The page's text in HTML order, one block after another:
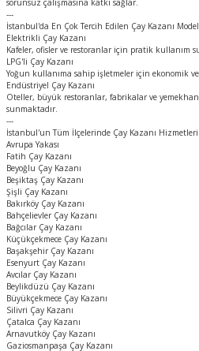
sorunsuz çalışmasına katkı sağlar.
---
İstanbul'da En Çok Tercih Edilen Çay Kazanı
Elektrikli Çay Kazanı
Kafeler, ofisler ve restoranlar için pratik kullanım
LPG'li Çay Kazanı
Yoğun kullanıma sahip işletmeler için ekonomik
Endüstriyel Çay Kazanı
Oteller, büyük restoranlar, fabrikalar ve
sunmaktadır.
---
İstanbul'un Tüm İlçelerinde Çay Kazanı Hizmetleri
Avrupa Yakası
Fatih Çay Kazanı
Beyoğlu Çay Kazanı
Beşiktaş Çay Kazanı
Şişli Çay Kazanı
Bakırköy Çay Kazanı
Bahçelievler Çay Kazanı
Bağcılar Çay Kazanı
Küçükçekmece Çay Kazanı
Başakşehir Çay Kazanı
Esenyurt Çay Kazanı
Avcılar Çay Kazanı
Beylikdüzü Çay Kazanı
Büyükçekmece Çay Kazanı
Silivri Çay Kazanı
Çatalca Çay Kazanı
Arnavutköy Çay Kazanı
Gaziosmanpaşa Çay Kazanı